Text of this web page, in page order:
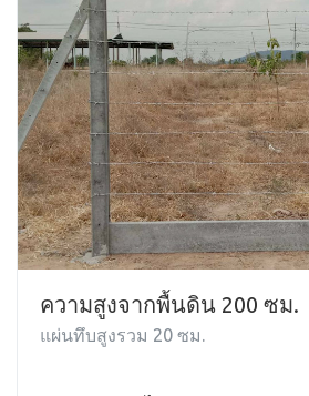
ความสูงจากพื้นดิน 200 ซม.
แผ่นทึบสูงรวม 20 ซม.